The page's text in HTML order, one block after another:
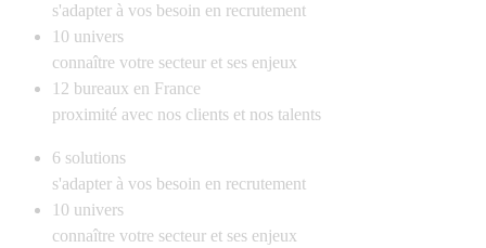
s'adapter à vos besoin en recrutement
10 univers
connaître votre secteur et ses enjeux
12 bureaux en France
proximité avec nos clients et nos talents
6 solutions
s'adapter à vos besoin en recrutement
10 univers
connaître votre secteur et ses enjeux